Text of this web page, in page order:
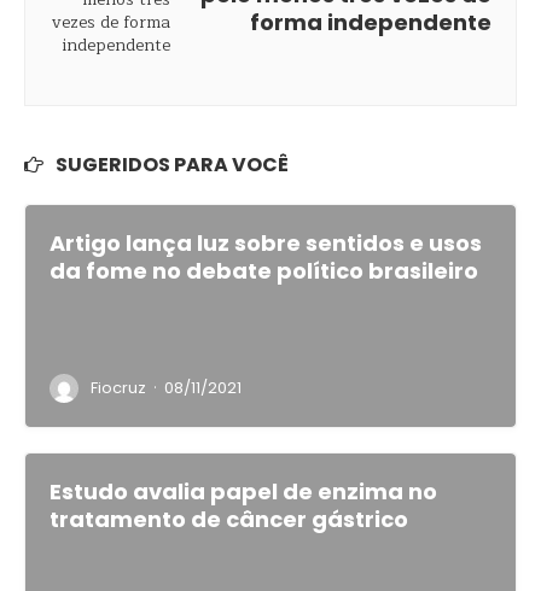
forma independente
SUGERIDOS PARA VOCÊ
Artigo lança luz sobre sentidos e usos
da fome no debate político brasileiro
Fiocruz · 08/11/2021
Estudo avalia papel de enzima no
tratamento de câncer gástrico